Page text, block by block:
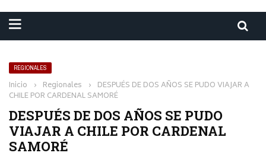
REGIONALES
Inicio › Regionales › DESPUÉS DE DOS AÑOS SE PUDO VIAJAR A
CHILE POR CARDENAL SAMORÉ
DESPUÉS DE DOS AÑOS SE PUDO
VIAJAR A CHILE POR CARDENAL
SAMORÉ